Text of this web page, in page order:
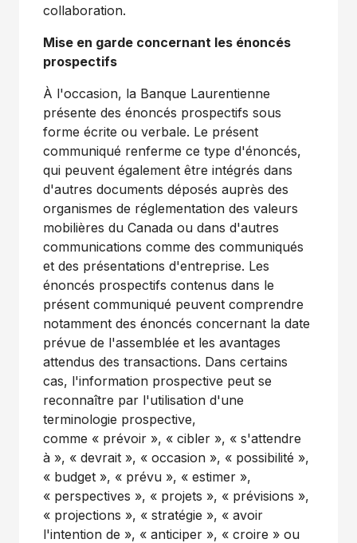
collaboration.
Mise en garde concernant les énoncés
prospectifs
À l'occasion, la Banque Laurentienne
présente des énoncés prospectifs sous
forme écrite ou verbale. Le présent
communiqué renferme ce type d'énoncés,
qui peuvent également être intégrés dans
d'autres documents déposés auprès des
organismes de réglementation des valeurs
mobilières du Canada ou dans d'autres
communications comme des communiqués
et des présentations d'entreprise. Les
énoncés prospectifs contenus dans le
présent communiqué peuvent comprendre
notamment des énoncés concernant la date
prévue de l'assemblée et les avantages
attendus des transactions. Dans certains
cas, l'information prospective peut se
reconnaître par l'utilisation d'une
terminologie prospective,
comme « prévoir », « cibler », « s'attendre
à », « devrait », « occasion », « possibilité »,
« budget », « prévu », « estimer »,
« perspectives », « projets », « prévisions »,
« projections », « stratégie », « avoir
l'intention de », « anticiper », « croire » ou